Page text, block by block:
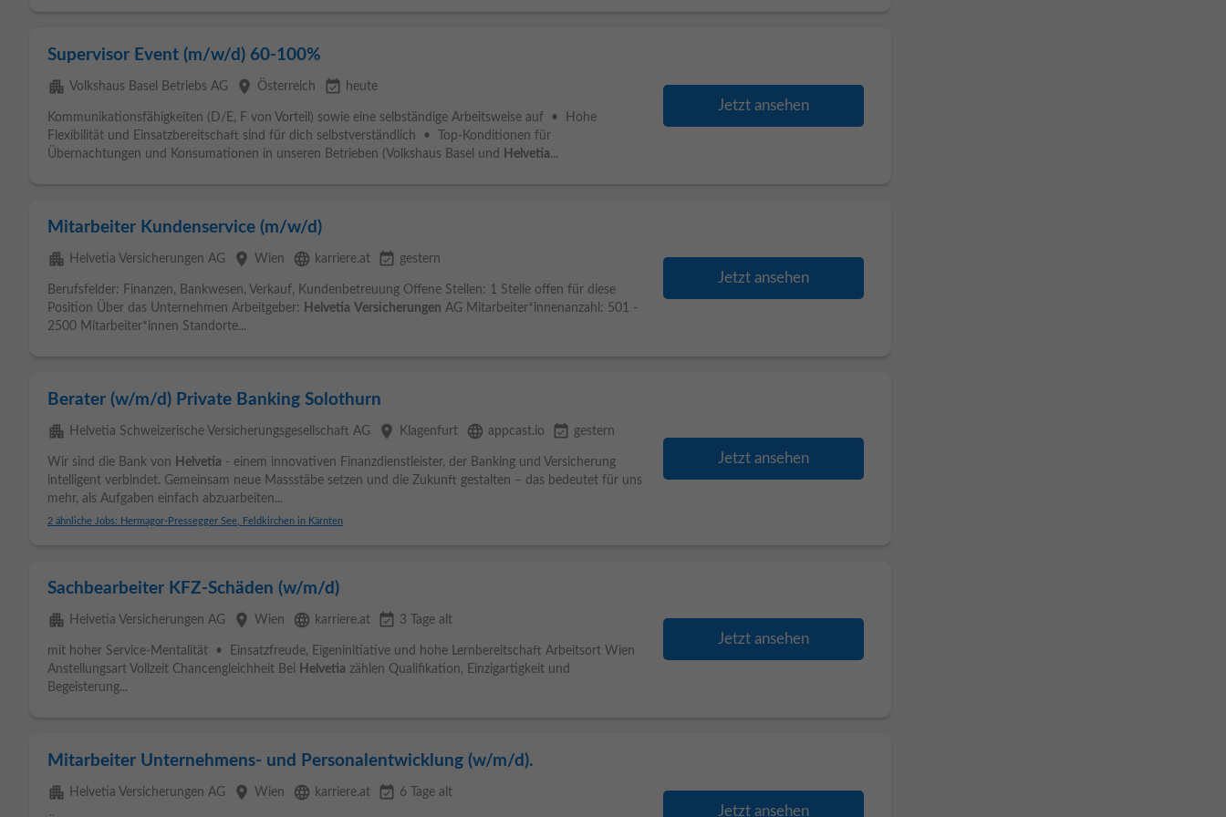
Supervisor Event (m/w/d) 60-100%
apartment Volkshaus Basel Betriebs AG place Österreich event_available heute
Kommunikationsfähigkeiten (D/E, F von Vorteil) sowie eine selbständige Arbeitsweise auf • Hohe
Flexibilität und Einsatzbereitschaft sind für dich selbstverständlich • Top-Konditionen für
Übernachtungen und Konsumationen in unseren Betrieben (Volkshaus Basel und
Helvetia...
Jetzt ansehen
Mitarbeiter Kundenservice (m/w/d)
apartment Helvetia Versicherungen AG place Wien language karriere.at event_available gestern
Berufsfelder: Finanzen, Bankwesen, Verkauf, Kundenbetreuung Offene Stellen: 1 Stelle offen für diese
Position Über das Unternehmen Arbeitgeber:
Helvetia Versicherungen AG Mitarbeiter*innenanzahl: 501 -
2500 Mitarbeiter*innen Standorte...
Jetzt ansehen
Berater (w/m/d) Private Banking Solothurn
apartment Helvetia Schweizerische Versicherungsgesellschaft AG place Klagenfurt language appcast.io event_available gestern
Wir sind die Bank von Helvetia - einem innovativen Finanzdienstleister, der Banking und Versicherung
intelligent verbindet. Gemeinsam neue Massstäbe setzen und die Zukunft gestalten – das bedeutet für uns
mehr, als Aufgaben einfach abzuarbeiten...
2 ähnliche Jobs: Hermagor-Pressegger See, Feldkirchen in Kärnten
Jetzt ansehen
Sachbearbeiter KFZ-Schäden (w/m/d)
apartment Helvetia Versicherungen AG place Wien language karriere.at event_available 3 Tage alt
mit hoher Service-Mentalität • Einsatzfreude, Eigeninitiative und hohe Lernbereitschaft Arbeitsort Wien
Anstellungsart Vollzeit Chancengleichheit Bei Helvetia zählen Qualifikation, Einzigartigkeit und
Begeisterung...
Jetzt ansehen
Mitarbeiter Unternehmens- und Personalentwicklung (w/m/d).
apartment Helvetia Versicherungen AG place Wien language karriere.at event_available 6 Tage alt
Jetzt ansehen